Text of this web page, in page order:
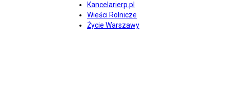
Kancelarierp.pl
Wieści Rolnicze
Życie Warszawy